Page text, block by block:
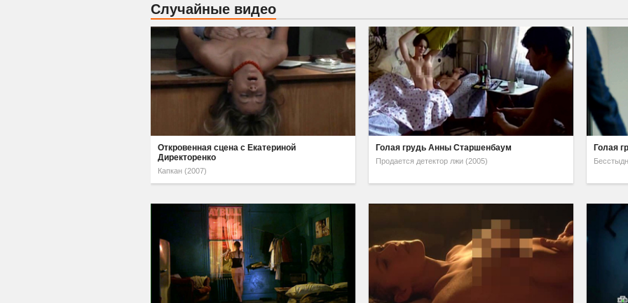
Случайные видео
Откровенная сцена с Екатериной
Директоренко
Капкан (2007)
Голая грудь Анны Старшенбаум
Продается детектор лжи (2005)
Голая